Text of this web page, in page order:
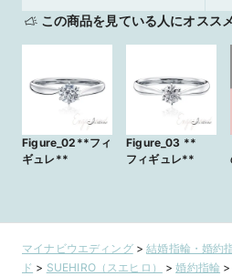
この商品を見ている人にオススメ
Figure_02**フィ
ギュレ**
Figure_03 **
フィギュレ**
マイナビウエディング>結婚指輪・婚約
ド > SUEHIRO（スエヒロ） >婚約指輪 >